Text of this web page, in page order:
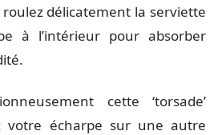
délicatement la serviette
à l’intérieur pour absorber
cette ‘torsade’
votre écharpe sur une autre